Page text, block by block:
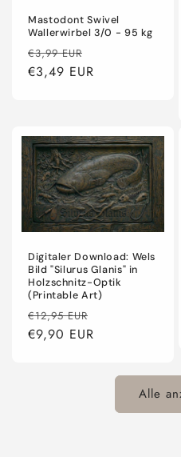
Mastodont Swivel
Wallerwirbel 3/0 - 95 kg
Normaler
Preis
€3,99 EUR
€3,49 EUR
Digitaler Download: Wels
Bild "Silurus Glanis" in
Holzschnitz-Optik
(Printable Art)
Normaler
Preis
€12,95 EUR
€9,90 EUR
Alle